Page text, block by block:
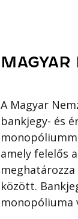
A Magyar
bankjegy- és
amely felelős
között.
monopóliuma